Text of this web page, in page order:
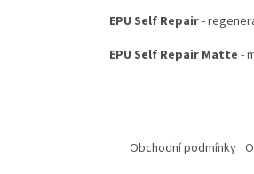
EPU Self Repair-
EPU Self Repair Matte -
Obchodní podmínky